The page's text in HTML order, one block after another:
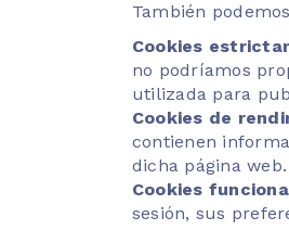
También
Cookies
no podríamos
utilizada para
Cookies de
contienen
dicha página web.
Cookies
sesión, sus